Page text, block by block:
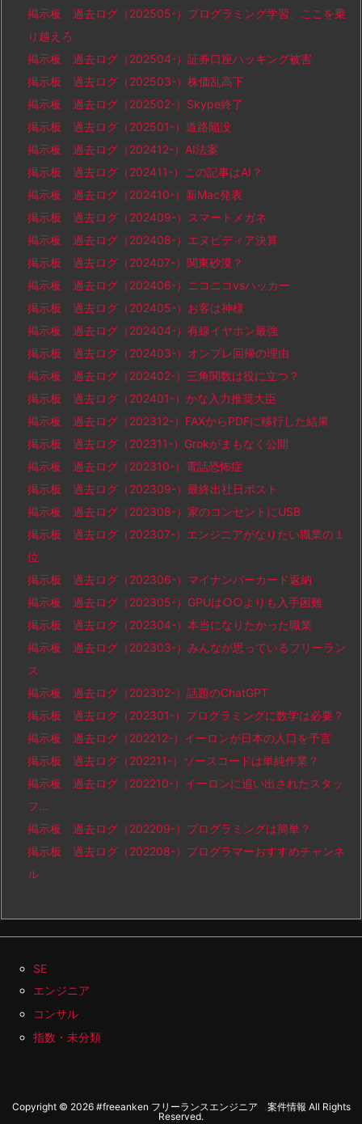
掲示板 過去ログ（202505-）プログラミング学習、ここを乗
り越えろ
掲示板 過去ログ（202504-）証券口座ハッキング被害
掲示板 過去ログ（202503-）株価乱高下
掲示板 過去ログ（202502-）Skype終了
掲示板 過去ログ（202501-）道路陥没
掲示板 過去ログ（202412-）AI法案
掲示板 過去ログ（202411-）この記事はAI？
掲示板 過去ログ（202410-）新Mac発表
掲示板 過去ログ（202409-）スマートメガネ
掲示板 過去ログ（202408-）エヌビディア決算
掲示板 過去ログ（202407-）関東砂漠？
掲示板 過去ログ（202406-）ニコニコvsハッカー
掲示板 過去ログ（202405-）お客は神様
掲示板 過去ログ（202404-）有線イヤホン最強
掲示板 過去ログ（202403-）オンプレ回帰の理由
掲示板 過去ログ（202402-）三角関数は役に立つ？
掲示板 過去ログ（202401-）かな入力推奨大臣
掲示板 過去ログ（202312-）FAXからPDFに移行した結果
掲示板 過去ログ（202311-）Grokがまもなく公開
掲示板 過去ログ（202310-）電話恐怖症
掲示板 過去ログ（202309-）最終出社日ポスト
掲示板 過去ログ（202308-）家のコンセントにUSB
掲示板 過去ログ（202307-）エンジニアがなりたい職業の１
位
掲示板 過去ログ（202306-）マイナンバーカード返納
掲示板 過去ログ（202305-）GPUは○○よりも入手困難
掲示板 過去ログ（202304-）本当になりたかった職業
掲示板 過去ログ（202303-）みんなが思っているフリーラン
ス
掲示板 過去ログ（202302-）話題のChatGPT
掲示板 過去ログ（202301-）プログラミングに数学は必要？
掲示板 過去ログ（202212-）イーロンが日本の人口を予言
掲示板 過去ログ（202211-）ソースコードは単純作業？
掲示板 過去ログ（202210-）イーロンに追い出されたスタッ
フ…
掲示板 過去ログ（202209-）プログラミングは簡単？
掲示板 過去ログ（202208-）プログラマーおすすめチャンネ
ル
SE
エンジニア
コンサル
指数・未分類
Copyright © 2026 #freeanken フリーランスエンジニア 案件情報 All Rights
Reserved.